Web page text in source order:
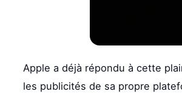
Apple a déjà répondu à cette
les publicités de sa propre